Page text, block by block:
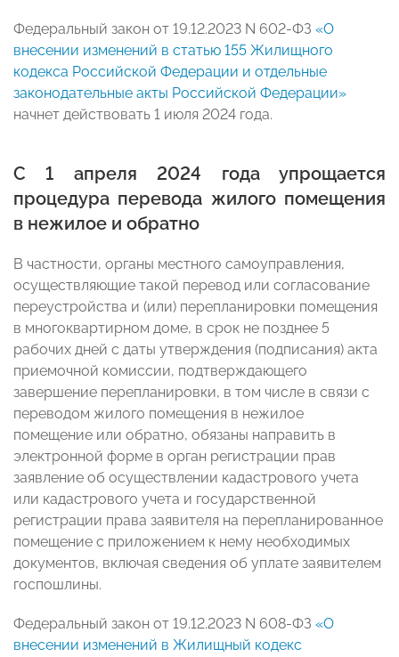
Федеральный закон от 19.12.2023 N 602-ФЗ «О
внесении изменений в статью 155 Жилищного
кодекса Российской Федерации и отдельные
законодательные акты Российской Федерации»
начнет действовать 1 июля 2024 года.
С 1 апреля 2024 года упрощается
процедура перевода жилого помещения
в нежилое и обратно
В частности, органы местного самоуправления,
осуществляющие такой перевод или согласование
переустройства и (или) перепланировки помещения
в многоквартирном доме, в срок не позднее 5
рабочих дней с даты утверждения (подписания) акта
приемочной комиссии, подтверждающего
завершение перепланировки, в том числе в связи с
переводом жилого помещения в нежилое
помещение или обратно, обязаны направить в
электронной форме в орган регистрации прав
заявление об осуществлении кадастрового учета
или кадастрового учета и государственной
регистрации права заявителя на перепланированное
помещение с приложением к нему необходимых
документов, включая сведения об уплате заявителем
госпошлины.
Федеральный закон от 19.12.2023 N 608-ФЗ «О
внесении изменений в Жилищный кодекс